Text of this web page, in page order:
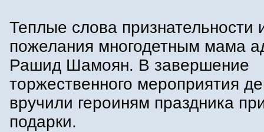
Теплые слова признательности
пожелания многодетным мама
Рашид Шамоян. В завершение
торжественного мероприятия
вручили героиням праздника
подарки.